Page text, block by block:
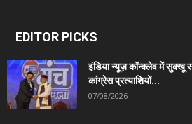
EDITOR PICKS
इंडिया न्यूज़ कॉन्क्लेव में सुक्खू
कांग्रेस प्रत्याशियों...
07/08/2026